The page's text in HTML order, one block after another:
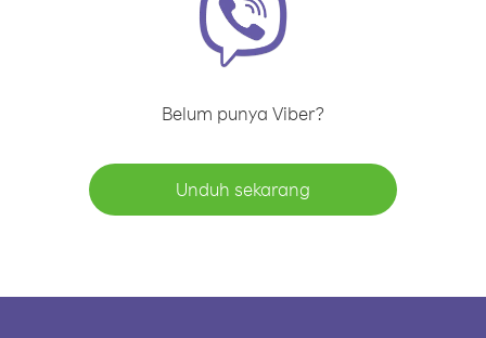
Belum punya Viber?
Unduh sekarang